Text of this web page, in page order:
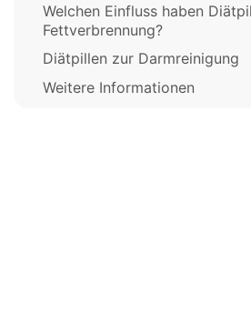
Welchen Einfluss haben
Fettverbrennung?
Diätpillen zur Darmreinigung
Weitere Informationen